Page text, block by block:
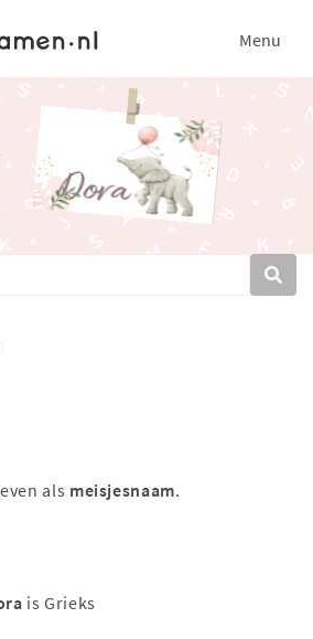
Menu
als meisjesnaam.
is Grieks